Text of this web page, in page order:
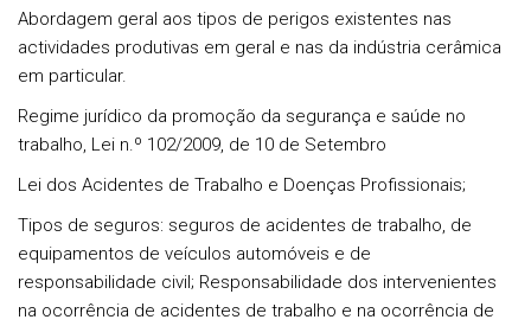
Abordagem geral aos tipos de perigos existentes nas
actividades produtivas em geral e nas da indústria cerâmica
em particular.
Regime jurídico da promoção da segurança e saúde no
trabalho, Lei n.º 102/2009, de 10 de Setembro
Lei dos Acidentes de Trabalho e Doenças Profissionais;
Tipos de seguros: seguros de acidentes de trabalho, de
equipamentos de veículos automóveis e de
responsabilidade civil; Responsabilidade dos intervenientes
na ocorrência de acidentes de trabalho e na ocorrência de